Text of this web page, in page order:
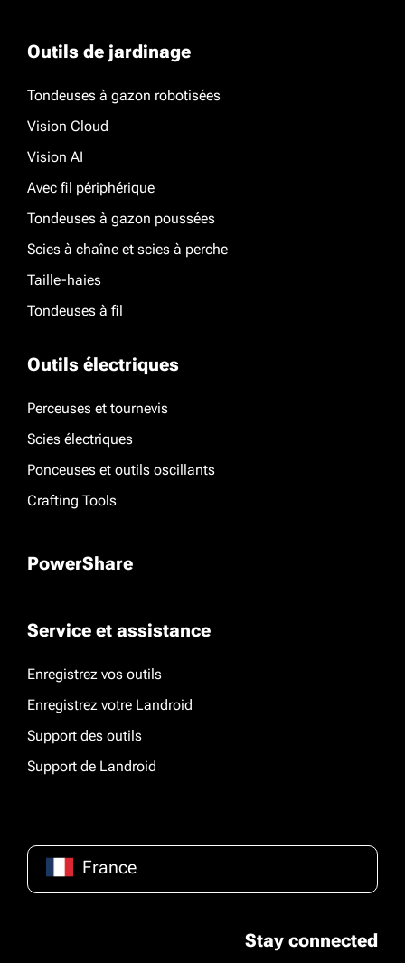
Outils de jardinage
Tondeuses à gazon robotisées
Vision Cloud
Vision AI
Avec fil périphérique
Tondeuses à gazon poussées
Scies à chaîne et scies à perche
Taille-haies
Tondeuses à fil
Outils électriques
Perceuses et tournevis
Scies électriques
Ponceuses et outils oscillants
Crafting Tools
PowerShare
Service et assistance
Enregistrez vos outils
Enregistrez votre Landroid
Support des outils
Support de Landroid
France
Stay connected